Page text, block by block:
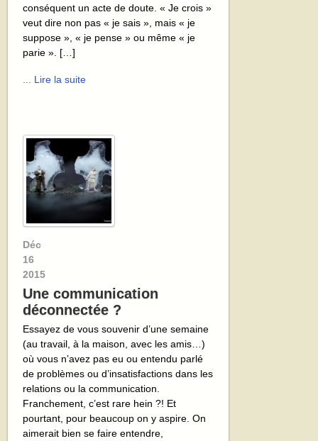
conséquent un acte de doute. « Je crois »
veut dire non pas « je sais », mais « je
suppose », « je pense » ou même « je
parie ». […]
... Lire la suite
Déc
16
2015
Une communication
déconnectée ?
Essayez de vous souvenir d’une semaine
(au travail, à la maison, avec les amis…)
où vous n’avez pas eu ou entendu parlé
de problèmes ou d’insatisfactions dans les
relations ou la communication.
Franchement, c’est rare hein ?! Et
pourtant, pour beaucoup on y aspire. On
aimerait bien se faire entendre,